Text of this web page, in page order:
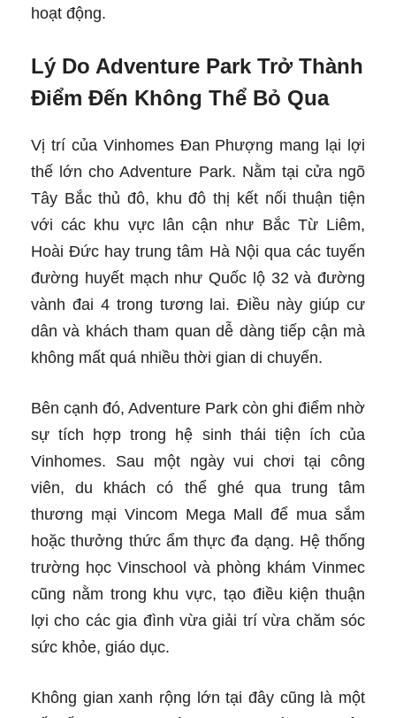
hoạt động.
Lý Do Adventure Park Trở Thành
Điểm Đến Không Thể Bỏ Qua
Vị trí của Vinhomes Đan Phượng mang lại lợi
thế lớn cho Adventure Park. Nằm tại cửa ngõ
Tây Bắc thủ đô, khu đô thị kết nối thuận tiện
với các khu vực lân cận như Bắc Từ Liêm,
Hoài Đức hay trung tâm Hà Nội qua các tuyến
đường huyết mạch như Quốc lộ 32 và đường
vành đai 4 trong tương lai. Điều này giúp cư
dân và khách tham quan dễ dàng tiếp cận mà
không mất quá nhiều thời gian di chuyển.
Bên cạnh đó, Adventure Park còn ghi điểm nhờ
sự tích hợp trong hệ sinh thái tiện ích của
Vinhomes. Sau một ngày vui chơi tại công
viên, du khách có thể ghé qua trung tâm
thương mại Vincom Mega Mall để mua sắm
hoặc thưởng thức ẩm thực đa dạng. Hệ thống
trường học Vinschool và phòng khám Vinmec
cũng nằm trong khu vực, tạo điều kiện thuận
lợi cho các gia đình vừa giải trí vừa chăm sóc
sức khỏe, giáo dục.
Không gian xanh rộng lớn tại đây cũng là một